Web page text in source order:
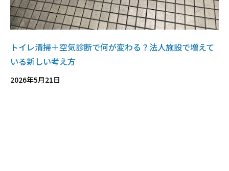
トイレ清掃＋空気診断で何が変わる？法人施設で増えて
いる新しい考え方
2026年5月21日